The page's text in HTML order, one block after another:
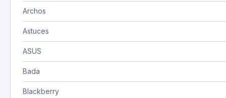
Archos
Astuces
ASUS
Bada
Blackberry